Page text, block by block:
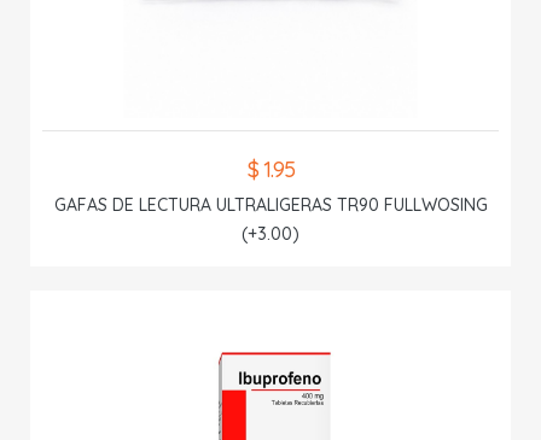
$ 1.95
GAFAS DE LECTURA ULTRALIGERAS TR90 FULLWOSING
(+3.00)